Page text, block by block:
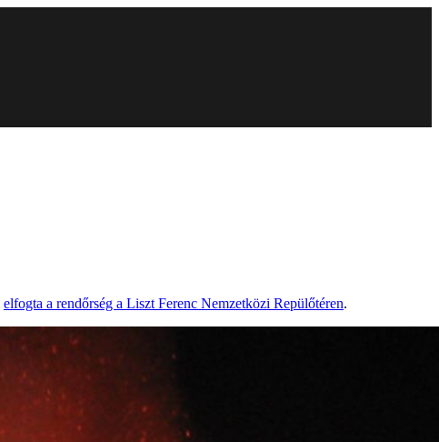
elfogta a rendőrség a Liszt Ferenc Nemzetközi Repülőtéren.